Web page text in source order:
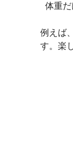
体重
例えば
す。楽